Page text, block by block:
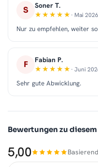
S Soner T.
· Mai 2026
Nur zu empfehlen, weiter
F Fabian P.
· Juni
Sehr gute Abwicklung.
Bewertungen zu
5,00